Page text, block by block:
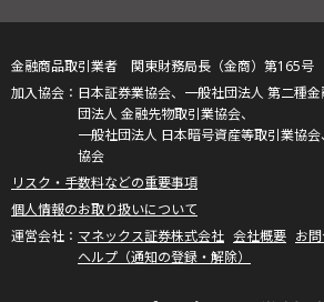
金融商品取引業者 関東財務局長（金商）第165号
日本証券業協会、一般社団法人 第二種
団法人 金融先物取引業協会、
一般社団法人 日本暗号資産等取引業協
協会
リスク・手数料などの重要事項
個人情報のお取り扱いについて
マネックス証券株式会社 会社概要 お
ヘルプ（通知の登録・解除）